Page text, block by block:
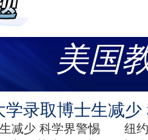
美国
学录取博士生减少
生减少 科学界警惕 纽约